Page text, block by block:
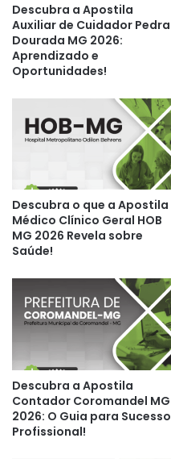
Descubra a Apostila
Auxiliar de Cuidador Pedra
Dourada MG 2026:
Aprendizado e
Oportunidades!
Descubra o que a Apostila
Médico Clínico Geral HOB
MG 2026 Revela sobre
Saúde!
Descubra a Apostila
Contador Coromandel MG
2026: O Guia para Sucesso
Profissional!